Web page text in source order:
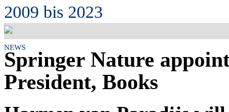
2009 bis 2023
NEWS
Springer Nature
President, Books